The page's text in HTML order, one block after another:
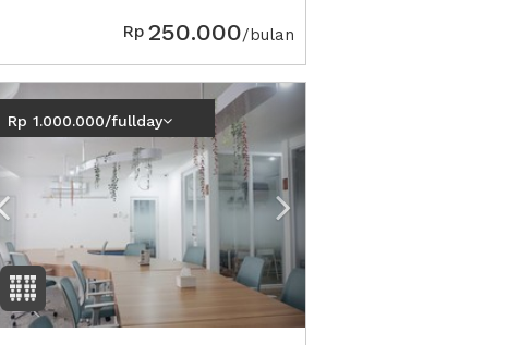
Rp 250.000/bulan
Previous Next2
Rp 1.000.000/fullday